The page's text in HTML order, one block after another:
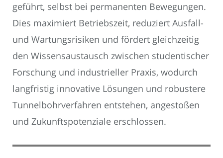
geführt, selbst bei permanenten Bewegungen.
Dies maximiert Betriebszeit, reduziert Ausfall-
und Wartungsrisiken und fördert gleichzeitig
den Wissensaustausch zwischen studentischer
Forschung und industrieller Praxis, wodurch
langfristig innovative Lösungen und robustere
Tunnelbohrverfahren entstehen, angestoßen
und Zukunftspotenziale erschlossen.